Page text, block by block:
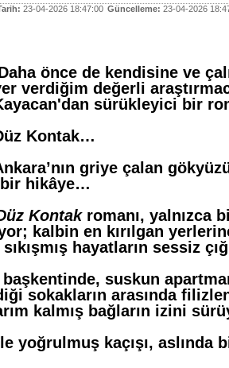
23-04-2026 18:47:00 Güncelleme: 23-04-2026
önce de kendisine ve
verdiğim değerli
sürükleyici bir
Kontak…
griye çalan
bir hikâye…
Kontakromanı, yalnızca
kalbin en kırılgan
hayatların sessiz
başkentinde, suskun
sokakların arasında
kalmış bağların izini
yoğrulmuş kaçışı, aslında